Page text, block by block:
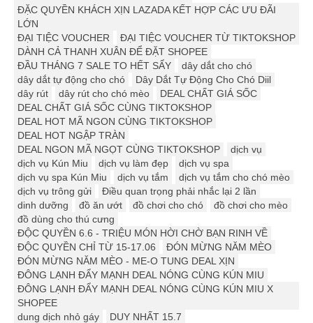
ĐẶC QUYỀN KHÁCH XỊN LAZADA KẾT HỢP CÁC ƯU ĐÃI
LỚN
ĐẠI TIỆC VOUCHER
ĐẠI TIỆC VOUCHER TỪ TIKTOKSHOP
DÀNH CẢ THANH XUÂN ĐỂ ĐẶT SHOPEE
ĐẦU THÁNG 7 SALE TO HẾT SẨY
dây dắt cho chó
dây dắt tự động cho chó
Dây Dắt Tự Động Cho Chó Diil
dây rút
dây rút cho chó mèo
DEAL CHẤT GIÁ SỐC
DEAL CHẤT GIÁ SỐC CÙNG TIKTOKSHOP
DEAL HOT MÃ NGON CÙNG TIKTOKSHOP
DEAL HOT NGẬP TRÀN
DEAL NGON MÃ NGỌT CÙNG TIKTOKSHOP
dịch vụ
dịch vụ Kún Miu
dịch vụ làm đẹp
dịch vụ spa
dịch vụ spa Kún Miu
dịch vụ tắm
dịch vụ tắm cho chó mèo
dịch vụ trông gửi
Điều quan trọng phải nhắc lại 2 lần
dinh dưỡng
đồ ăn ướt đồ chơi cho chó
đồ chơi cho mèo
đồ dùng cho thú cưng
ĐỘC QUYỀN 6.6 - TRIỆU MÓN HỜI CHỜ BẠN RINH VỀ
ĐỘC QUYỀN CHỈ TỪ 15-17.06
ĐÓN MỪNG NĂM MÈO
ĐÓN MỪNG NĂM MÈO - ME-O TUNG DEAL XỊN
ĐÔNG LẠNH ĐẨY MẠNH DEAL NÓNG CÙNG KÚN MIU
ĐÔNG LẠNH ĐẨY MẠNH DEAL NÓNG CÙNG KÚN MIU X
SHOPEE
dung dịch nhỏ gáy
DUY NHẤT 15.7